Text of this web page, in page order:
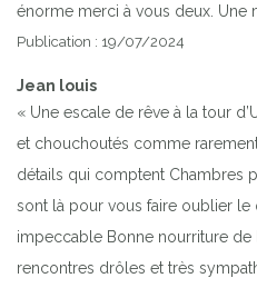
énorme merci à vous deux. Une
Publication : 19/07/2024
Jean louis
« Une escale de rêve à la tour
et chouchoutés comme
détails qui comptent Chambres
sont là pour vous faire oublier
impeccable Bonne nourriture de
rencontres drôles et très